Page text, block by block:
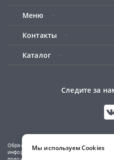
Меню
Контакты
Каталог
Следите за
Обращаем ваше внимание на то, что
информационный характер и не
Мы используем Cookies